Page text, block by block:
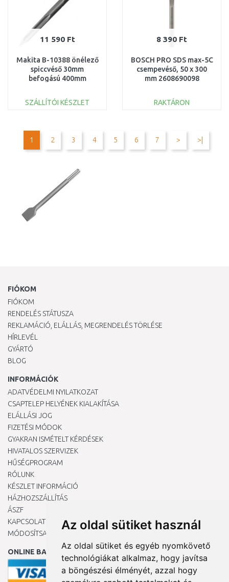
Az oldal sütiket használ
Az oldal sütiket és egyéb nyomkövető
technológiákat alkalmaz, hogy javítsa
a böngészési élményét, azzal hogy
11 590 Ft
Makita B-10388 önélező
spiccvéső 30mm
befogású 400mm
SZÁLLÍTÓI KÉSZLET
Összehasonlítás
8 390 Ft
BOSCH PRO SDS max-5C
csempevéső, 50 x 300
mm 2608690098
RAKTÁRON
Összehasonlítás
1 2 3 4 5 6 7 > >|
FIÓKOM
FIÓKOM
RENDELÉS STÁTUSZA
REKLAMÁCIÓ, ELÁLLÁS, MEGRENDELÉS TÖRLÉSE
HÍRLEVÉL
GYÁRTÓ
BLOG
INFORMÁCIÓK
ADATVÉDELMI NYILATKOZAT
CSAPTELEP HELYÉNEK KIALAKÍTÁSA
ELÁLLÁSI JOG
FIZETÉSI MÓDOK
GYAKRAN ISMÉTELT KÉRDÉSEK
HIVATALOS SZERVIZEK
HŰSÉGPROGRAM
RÓLUNK
KÉSZLET INFORMÁCIÓ
HÁZHOZSZÁLLÍTÁS
ÁSZF
KAPCSOLAT
MÓDOSÍTSA A COOKIE-BEÁLLÍTÁSAIMAT
ONLINE BANKKÁRTYÁVAL